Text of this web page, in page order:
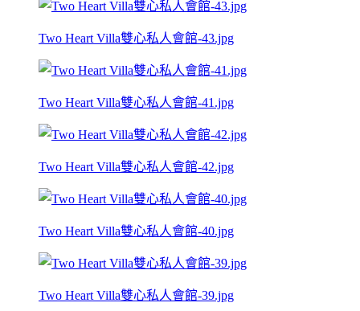
Two Heart Villa雙心私人會館-43.jpg
Two Heart Villa雙心私人會館-41.jpg
Two Heart Villa雙心私人會館-42.jpg
Two Heart Villa雙心私人會館-40.jpg
Two Heart Villa雙心私人會館-39.jpg